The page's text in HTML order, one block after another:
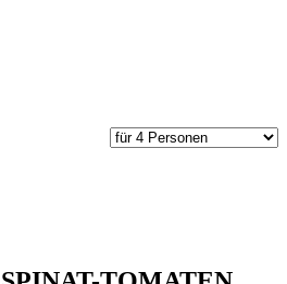
ansehen